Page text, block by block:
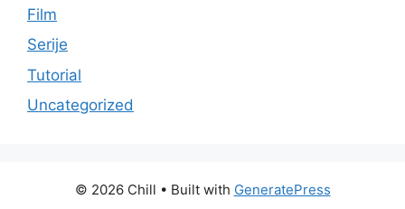
Film
Serije
Tutorial
Uncategorized
© 2026 Chill • Built with GeneratePress